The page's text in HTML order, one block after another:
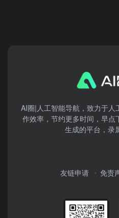
AI圈|人工智能导航，致力于
作效率，节约更多时间，早点
生成的平台，录
友链申请 免责